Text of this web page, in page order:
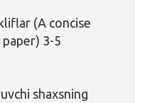
(A concise
3-5
shaxsning